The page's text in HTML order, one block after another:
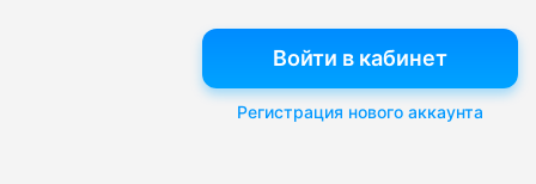
Войти в кабинет
Регистрация нового аккаунта